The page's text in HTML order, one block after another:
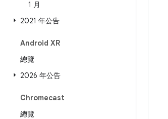
1 月
2021 年公告
Android XR
總覽
2026 年公告
Chromecast
總覽